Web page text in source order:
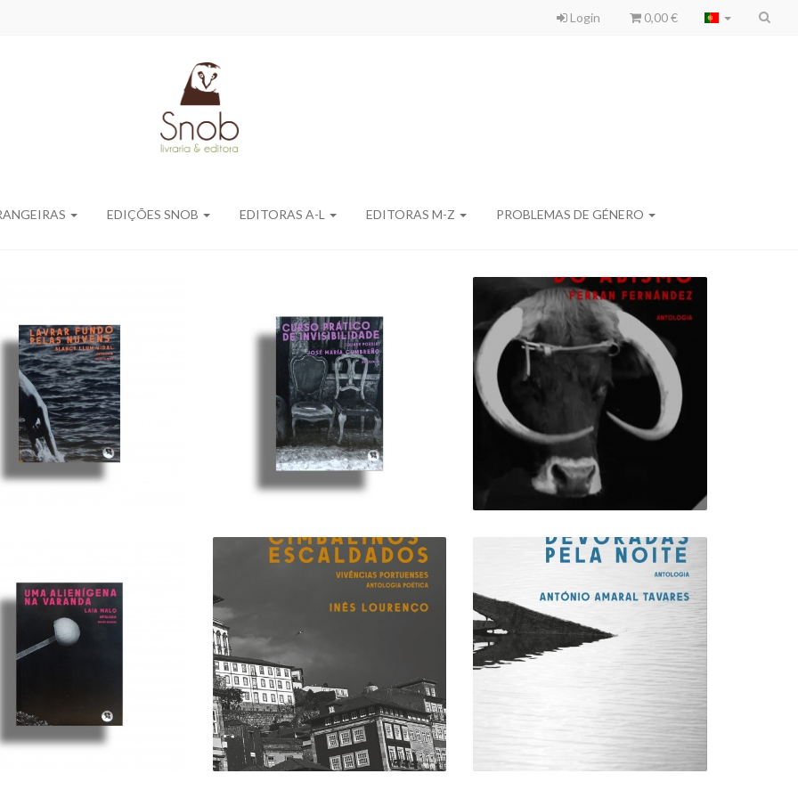
Login 0,00 €
EDIÇÕES SNOB EDITORAS A-L EDITORAS M-Z PROBLEMAS DE GÉNERO
FUNDO PELAS
NUVENS
16,00 €
CURSO PRÁTICO DE
INVISIBILIDADE
13,00 €
VISÃO DO ABISMO
13,80 €
ALIENÍGENA NA
VARANDA
DOIS CIMBALINOS
ESCALDADOS
16,00 €
AS CASAS DEVORADAS
PELA NOITE